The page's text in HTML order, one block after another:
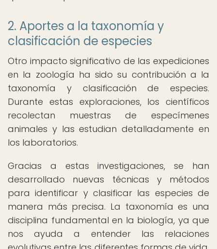
2. Aportes a la taxonomía y
clasificación de especies
Otro impacto significativo de las expediciones
en la zoología ha sido su contribución a la
taxonomía y clasificación de especies.
Durante estas exploraciones, los científicos
recolectan muestras de especímenes
animales y las estudian detalladamente en
los laboratorios.
Gracias a estas investigaciones, se han
desarrollado nuevas técnicas y métodos
para identificar y clasificar las especies de
manera más precisa. La taxonomía es una
disciplina fundamental en la biología, ya que
nos ayuda a entender las relaciones